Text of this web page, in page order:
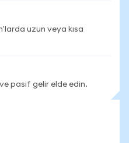
uzun veya kısa
pasif gelir elde edin.